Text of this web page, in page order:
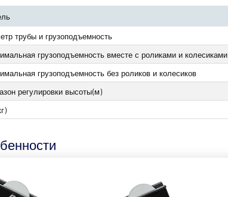
трубы и грузоподъемность
грузоподъемность вместе с роликами и колесиками
грузоподъемность без роликов и колесиков
регулировки высоты(м)